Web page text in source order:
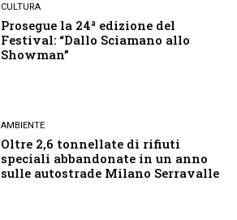
CULTURA
Prosegue la 24ª edizione del
Festival: “Dallo Sciamano allo
Showman”
AMBIENTE
Oltre 2,6 tonnellate di rifiuti
speciali abbandonate in un anno
sulle autostrade Milano Serravalle